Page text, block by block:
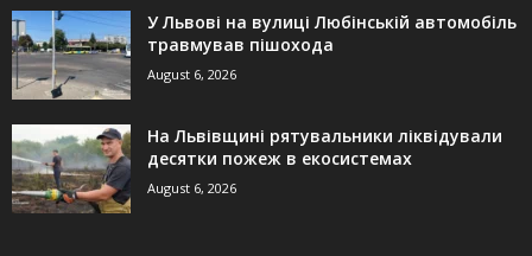
У Львові на вулиці Любінській автомобіль
травмував пішохода
August 6, 2026
На Львівщині рятувальники ліквідували
десятки пожеж в екосистемах
August 6, 2026